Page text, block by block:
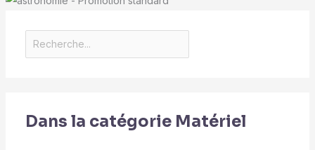
Dans la catégorie Matériel